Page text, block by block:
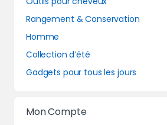
Rangement & Conservation
Homme
Collection d’été
Gadgets pour tous les jours
Mon Compte